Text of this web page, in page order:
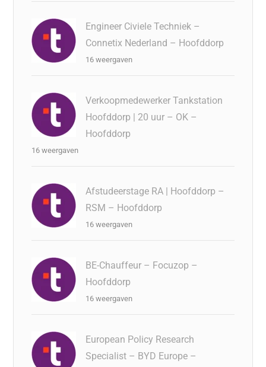
Engineer Civiele Techniek –
Connetix Nederland – Hoofddorp
16 weergaven
Verkoopmedewerker Tankstation
Hoofddorp | 20 uur – OK –
Hoofddorp
16 weergaven
Afstudeerstage RA | Hoofddorp –
RSM – Hoofddorp
16 weergaven
BE-Chauffeur – Focuzop –
Hoofddorp
16 weergaven
European Policy Research
Specialist – BYD Europe –